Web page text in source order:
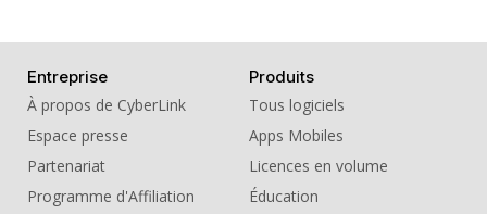
Entreprise
À propos de CyberLink
Espace presse
Partenariat
Programme d'Affiliation
Produits
Tous logiciels
Apps Mobiles
Licences en volume
Éducation